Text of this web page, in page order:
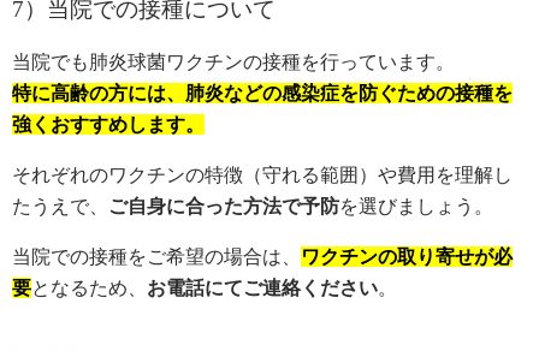
7）当院での接種について
当院でも肺炎球菌ワクチンの接種を行っています。
特に高齢の方には、肺炎などの感染症を防ぐための接種を
強くおすすめします。
それぞれのワクチンの特徴（守れる範囲）や費用を理解し
たうえで、
ご自身に合った方法で予防を選びましょう。
当院での接種をご希望の場合は、
ワクチンの取り寄せが必
要となるため、 お電話にてご連絡ください。